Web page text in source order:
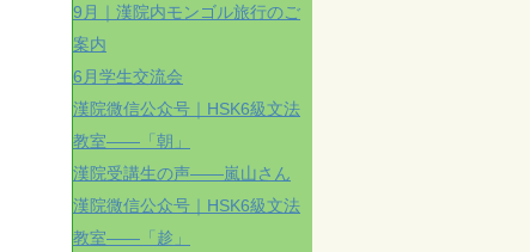
9月｜漢院内モンゴル旅行のご
案内
6月学生交流会
漢院微信公众号｜HSK6級文法
教室——「朝」
漢院受講生の声——嵐山さん
漢院微信公众号｜HSK6級文法
教室——「趁」